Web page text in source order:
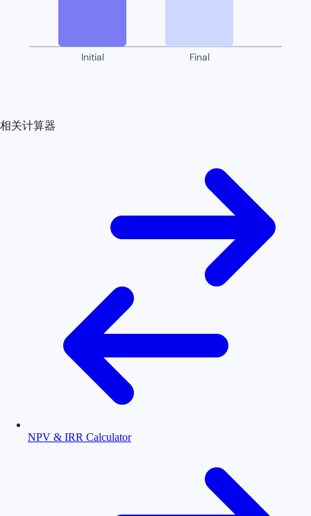
Initial Final
相关计算器
NPV & IRR Calculator